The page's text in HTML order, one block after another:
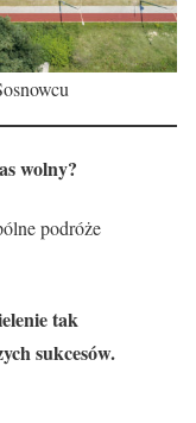
wolny?
podróże
tak
sukcesów.